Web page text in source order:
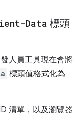
Data 標頭
人員工具現在會將
標頭值格式化為
清單，以及瀏覽器